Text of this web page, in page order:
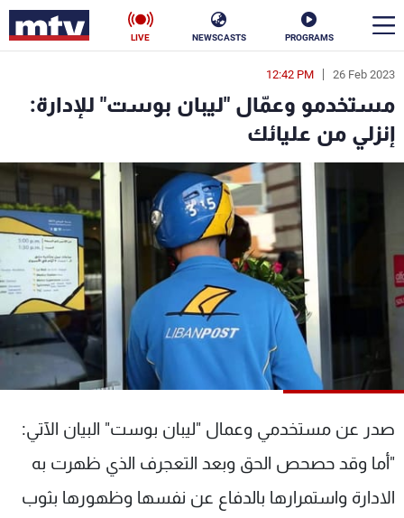
PROGRAMS
NEWSCASTS
LIVE
26 Feb 2023
12:42 PM
مستخدمو وعمّال "ليبان بوست" للإدارة:
إنزلي من عليائك
صدر عن مستخدمي وعمال "ليبان بوست" البيان الآتي:
"أما وقد حصحص الحق وبعد التعجرف الذي ظهرت به
الادارة واستمرارها بالدفاع عن نفسها وظهورها بثوب
en
الأخبار
سياسة ناس
فن
رياضة
كأس العالم
البرامج
شاهد البرامج
الترددات
عن MTV
وظائف